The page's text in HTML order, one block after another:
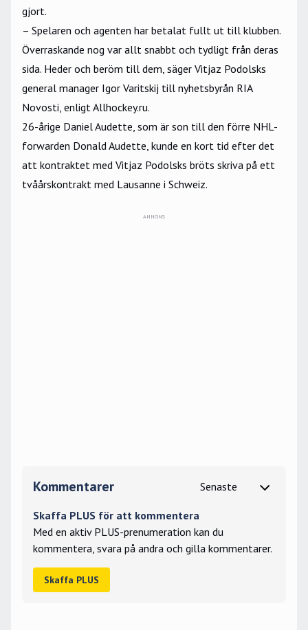
gjort.
– Spelaren och agenten har betalat fullt ut till klubben.
Överraskande nog var allt snabbt och tydligt från deras
sida. Heder och beröm till dem, säger Vitjaz Podolsks
general manager Igor Varitskij till nyhetsbyrån RIA
Novosti, enligt Allhockey.ru.
26-årige Daniel Audette, som är son till den förre NHL-
forwarden Donald Audette, kunde en kort tid efter det
att kontraktet med Vitjaz Podolsks bröts skriva på ett
tvåårskontrakt med Lausanne i Schweiz.
Kommentarer
Skaffa PLUS för att kommentera
Med en aktiv PLUS-prenumeration kan du
kommentera, svara på andra och gilla kommentarer.
Skaffa PLUS